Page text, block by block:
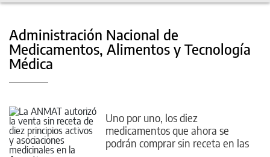
Administración Nacional de
Medicamentos, Alimentos y Tecnología
Médica
Uno por uno, los diez
medicamentos que ahora se
podrán comprar sin receta en las